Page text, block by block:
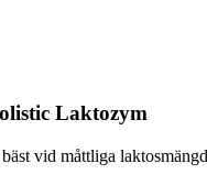
Laktozym
vid måttliga